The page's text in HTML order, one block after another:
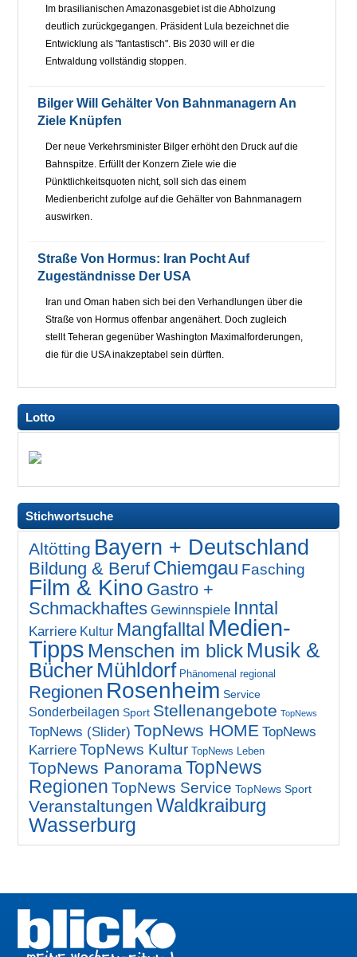
Im brasilianischen Amazonasgebiet ist die Abholzung
deutlich zurückgegangen. Präsident Lula bezeichnet die
Entwicklung als "fantastisch". Bis 2030 will er die
Entwaldung vollständig stoppen.
Bilger Will Gehälter Von Bahnmanagern An
Ziele Knüpfen
Der neue Verkehrsminister Bilger erhöht den Druck auf die
Bahnspitze. Erfüllt der Konzern Ziele wie die
Pünktlichkeitsquoten nicht, soll sich das einem
Medienbericht zufolge auf die Gehälter von Bahnmanagern
auswirken.
Straße Von Hormus: Iran Pocht Auf
Zugeständnisse Der USA
Iran und Oman haben sich bei den Verhandlungen über die
Straße von Hormus offenbar angenähert. Doch zugleich
stellt Teheran gegenüber Washington Maximalforderungen,
die für die USA inakzeptabel sein dürften.
Lotto
Stichwortsuche
Altötting Bayern + Deutschland
Bildung & Beruf Chiemgau Fasching
Film & Kino Gastro +
Schmackhaftes Gewinnspiele Inntal
Karriere Kultur Mangfalltal Medien-
Tipps Menschen im blick Musik &
Bücher Mühldorf Phänomenal regional
Regionen Rosenheim Service
Sonderbeilagen Sport Stellenangebote TopNews
TopNews (Slider) TopNews HOME TopNews
Karriere TopNews Kultur TopNews Leben
TopNews PanoramaTopNews
Regionen TopNews Service TopNews Sport
Veranstaltungen Waldkraiburg
Wasserburg